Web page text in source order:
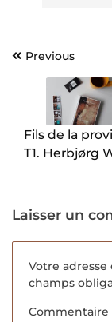
Navigation
l’article
Previous
Fils de la
T1. Herbjørg
Laisser un
Votre adresse
champs
Commentaire